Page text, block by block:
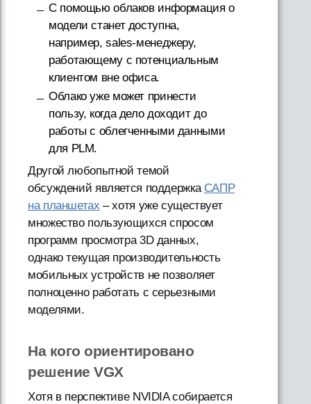
С помощью облаков информация о
модели станет доступна,
например, sales-менеджеру,
работающему с потенциальным
клиентом вне офиса.
Облако уже может принести
пользу, когда дело доходит до
работы с облегченными данными
для PLM.
Другой любопытной темой
обсуждений является поддержка САПР
на планшетах – хотя уже существует
множество пользующихся спросом
программ просмотра 3D данных,
однако текущая производительность
мобильных устройств не позволяет
полноценно работать с серьезными
моделями.
На кого ориентировано
решение VGX
Хотя в перспективе NVIDIA собирается